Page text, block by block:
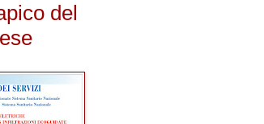
del